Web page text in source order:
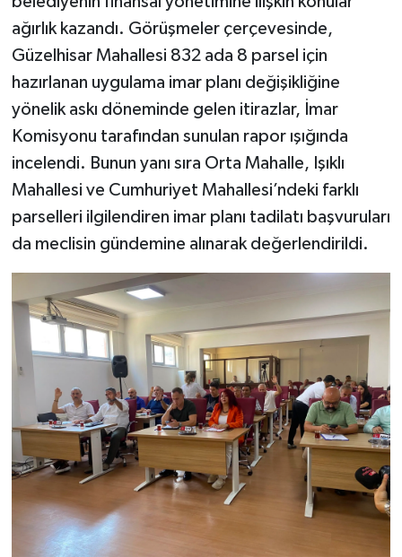
ağırlık kazandı. Görüşmeler çerçevesinde,
Güzelhisar Mahallesi 832 ada 8 parsel için
hazırlanan uygulama imar planı değişikliğine
yönelik askı döneminde gelen itirazlar, İmar
Komisyonu tarafından sunulan rapor ışığında
incelendi. Bunun yanı sıra Orta Mahalle, Işıklı
Mahallesi ve Cumhuriyet Mahallesi’ndeki farklı
parselleri ilgilendiren imar planı tadilatı başvuruları
da meclisin gündemine alınarak değerlendirildi.